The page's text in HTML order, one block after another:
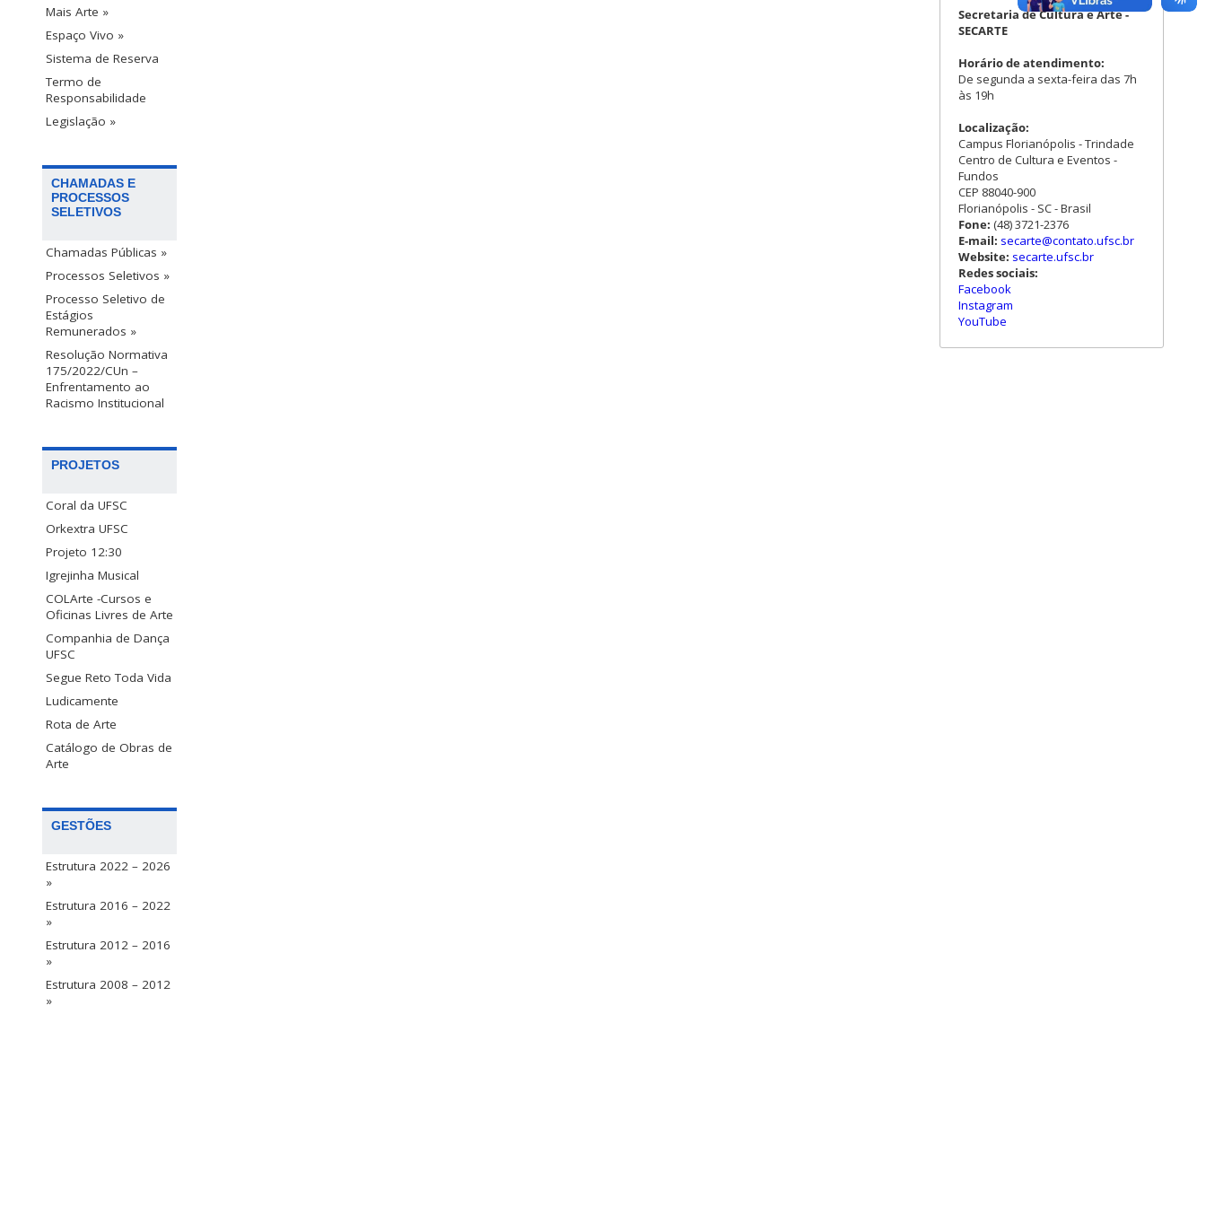
Mais Arte »
Espaço Vivo »
Sistema de Reserva
Termo de
Responsabilidade
Legislação »
CHAMADAS E
PROCESSOS
SELETIVOS
Chamadas Públicas »
Processos Seletivos »
Processo Seletivo de
Estágios
Remunerados »
Resolução Normativa
175/2022/CUn –
Enfrentamento ao
Racismo Institucional
PROJETOS
Coral da UFSC
Orkextra UFSC
Projeto 12:30
Igrejinha Musical
COLArte -Cursos e
Oficinas Livres de Arte
Companhia de Dança
UFSC
Segue Reto Toda Vida
Ludicamente
Rota de Arte
Catálogo de Obras de
Arte
GESTÕES
Estrutura 2022 – 2026
»
Estrutura 2016 – 2022
»
Estrutura 2012 – 2016
»
Estrutura 2008 – 2012
»
Secretaria de Cultura e Arte -
SECARTE
Horário de atendimento:
De segunda a sexta-feira das 7h
às 19h
Localização:
Campus Florianópolis - Trindade
Centro de Cultura e Eventos -
Fundos
CEP 88040-900
Florianópolis - SC - Brasil
Fone: (48) 3721-2376
E-mail: secarte@contato.ufsc.br
Website: secarte.ufsc.br
Redes sociais:
Facebook
Instagram
YouTube